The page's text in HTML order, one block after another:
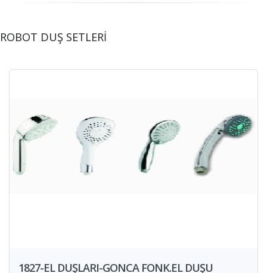
ROBOT DUŞ SETLERİ
1827-EL DUŞLARI-GONCA FONK.EL DUŞU